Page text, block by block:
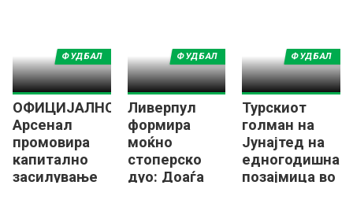
ОФИЦИЈАЛНО:
Арсенал
промовира
капитално
засилување
ФУДБАЛ
Ливерпул
формира
моќно
стоперско
дуо: Доаѓа
ФУДБАЛ
Турскиот
голман на
Јунајтед на
едногодишна
позајмица во
ФУДБАЛ